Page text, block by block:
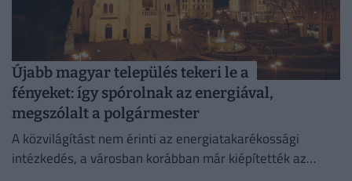
Újabb magyar település tekeri le a
fényeket: így spórolnak az energiával,
megszólalt a polgármester
A közvilágítást nem érinti az energiatakarékossági
intézkedés, a városban korábban már kiépítették az